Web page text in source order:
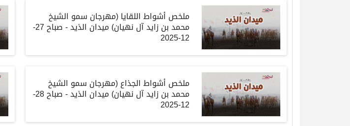
ملخص أشواط اللقايا(مهرجان سمو الشيخ
محمد بن زايد آل نهيان)ميدان الذيد-صباح 27-
12-2025
ملخص أشواط الجذاع(مهرجان سمو الشيخ
محمد بن زايد آل نهيان)ميدان الذيد-صباح 28-
12-2025